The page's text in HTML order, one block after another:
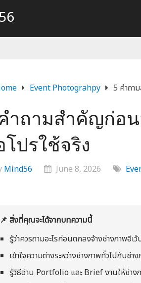
Event Photograhpy 5 คำถา
ำถามสำคัญก่อ
ปรใช้จริง
Mind56 June 8, 2026
📌 สิ่งที่คุณจะได้จากบทความนี้
รู้ว่าควรถามอะไรก่อนตกลงจ้างช่างภาพอีเ
เข้าใจความต่างระหว่างช่างภาพทั่วไปกับ
รู้วิธีอ่าน Portfolio และ Brief งานให้ช่าง